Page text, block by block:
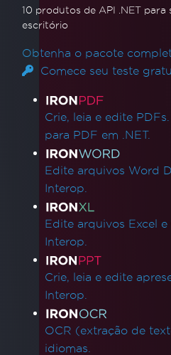
Exceção SEH
Não foi possível
ra.traineddata'
pacote de idiomas
Definindo a
Web.config.
AWS Lambda -
de execução:
Corrigir
Atualizações de
Registro de alterações
Etapa importante:
Marco: Extensão
Marco alcançado:
de memória para
Tutoriais em vídeo
Referência da API
10 produtos de API .NET para
escritório
Obtenha o pacote
Comece seu teste
Links de
Crie, leia e edite
para PDF em .NET.
Edite arquivos Word
Interop.
Edite arquivos Excel e
Interop.
Crie, leia e edite
Interop.
OCR (extração de
idiomas.